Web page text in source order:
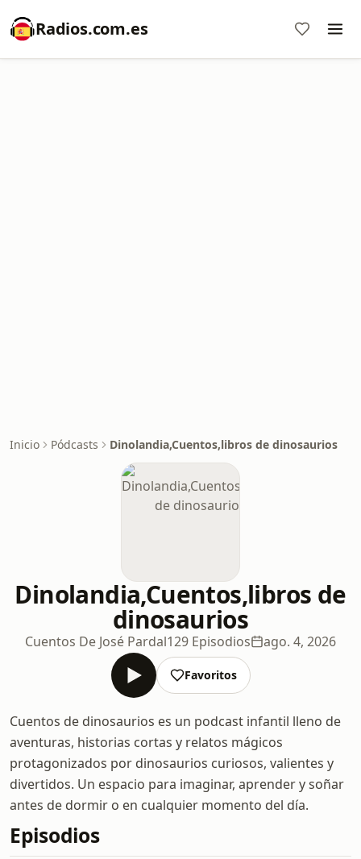
Radios.com.es
Inicio Pódcasts Dinolandia,Cuentos,libros de dinosaurios
Dinolandia,Cuentos,libros de
dinosaurios
Cuentos De José Pardal129 Episodios ago. 4, 2026
Favoritos
Cuentos de dinosaurios es un podcast infantil lleno de
aventuras, historias cortas y relatos mágicos
protagonizados por dinosaurios curiosos, valientes y
divertidos. Un espacio para imaginar, aprender y soñar
antes de dormir o en cualquier momento del día.
Episodios